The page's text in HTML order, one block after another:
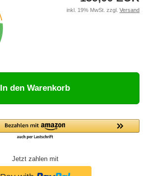
inkl. 19% MwSt. zzgl. Versand
In den Warenkorb
Jetzt zahlen mit